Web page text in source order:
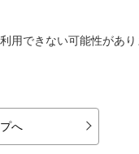
用できない可能性があり
へ